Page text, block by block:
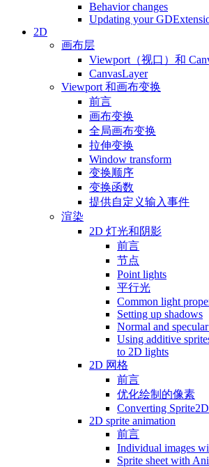
Behavior changes
Updating your
2D
画布层
Viewport（视口）和
CanvasLayer
Viewport 和画布变换
前言
画布变换
全局画布变换
拉伸变换
Window transform
变换顺序
变换函数
提供自定义输入事件
渲染
2D 灯光和阴影
前言
节点
Point lights
平行光
Common light
Setting up shadows
Normal and
Using additive
to 2D lights
2D 网格
前言
优化绘制的像素
Converting
2D sprite animation
前言
Individual images
Sprite sheet with